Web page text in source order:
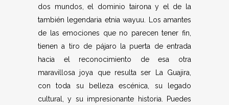
dos mundos, el dominio tairona y el de la
también legendaria etnia wayuu. Los amantes
de las emociones que no parecen tener fin,
tienen a tiro de pájaro la puerta de entrada
hacia el reconocimiento de esa otra
maravillosa joya que resulta ser La Guajira,
con toda su belleza escénica, su legado
cultural, y su impresionante historia. Puedes